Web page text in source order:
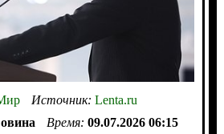
Источник: Lenta.ru
Время: 09.07.2026 06:15